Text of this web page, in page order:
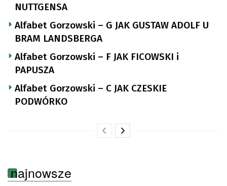
NUTTGENSA
Alfabet Gorzowski – G JAK GUSTAW ADOLF U
BRAM LANDSBERGA
Alfabet Gorzowski – F JAK FICOWSKI i
PAPUSZA
Alfabet Gorzowski – C JAK CZESKIE
PODWÓRKO
najnowsze